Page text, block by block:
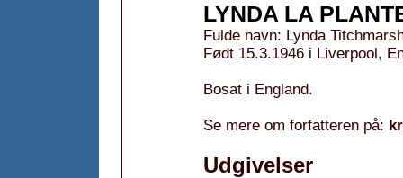
LYNDA LA
Fulde navn: Lynda
Født 15.3.1946 i Liverpool,
Bosat i England.
Se mere om forfatteren på:
Udgivelser